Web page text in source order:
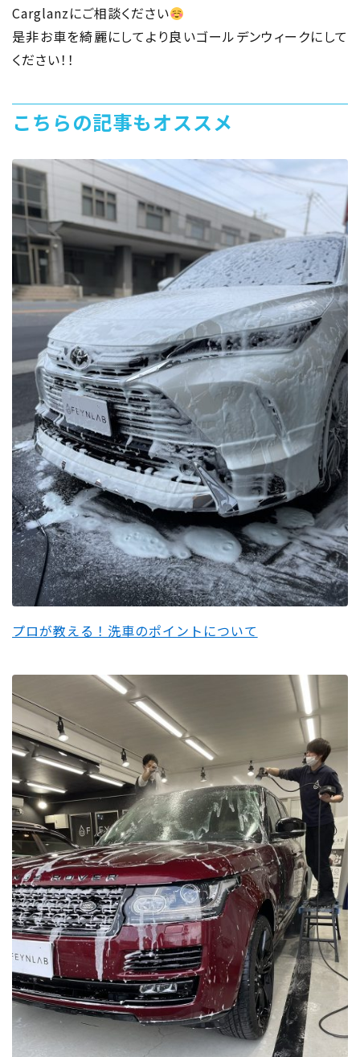
Carglanzにご相談ください
是非お車を綺麗にしてより良いゴールデンウィークにして
ください！！
こちらの記事もオススメ
プロが教える！洗車のポイントについて